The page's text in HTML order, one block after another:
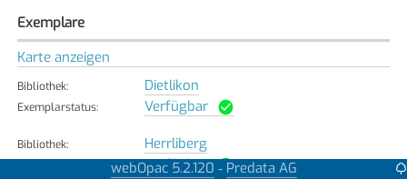
Exemplare
Karte anzeigen
Bibliothek: Dietlikon
Exemplarstatus: Verfügbar
Bibliothek: Herrliberg
Verfügbar
webOpac 5.2.120 - Predata AG